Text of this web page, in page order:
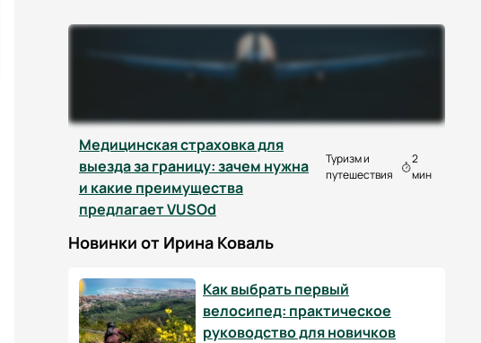
Медицинская страховка для
выезда за границу: зачем нужна
и какие преимущества
предлагает VUSOd
Туризм и
путешествия
2
мин
Новинки от Ирина Коваль
Как выбрать первый
велосипед: практическое
руководство для новичков